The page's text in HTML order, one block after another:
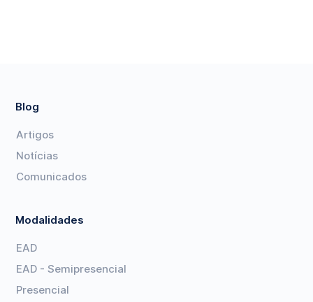
Blog
Artigos
Notícias
Comunicados
Modalidades
EAD
EAD - Semipresencial
Presencial